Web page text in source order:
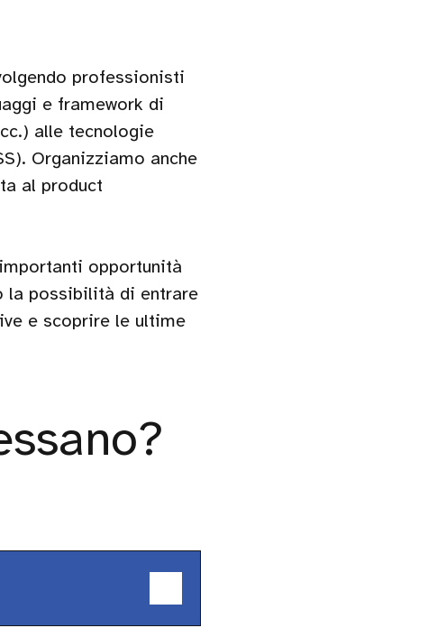
professionisti
e framework di
alle tecnologie
Organizziamo anche
al product
opportunità
la possibilità di entrare
e scoprire le ultime